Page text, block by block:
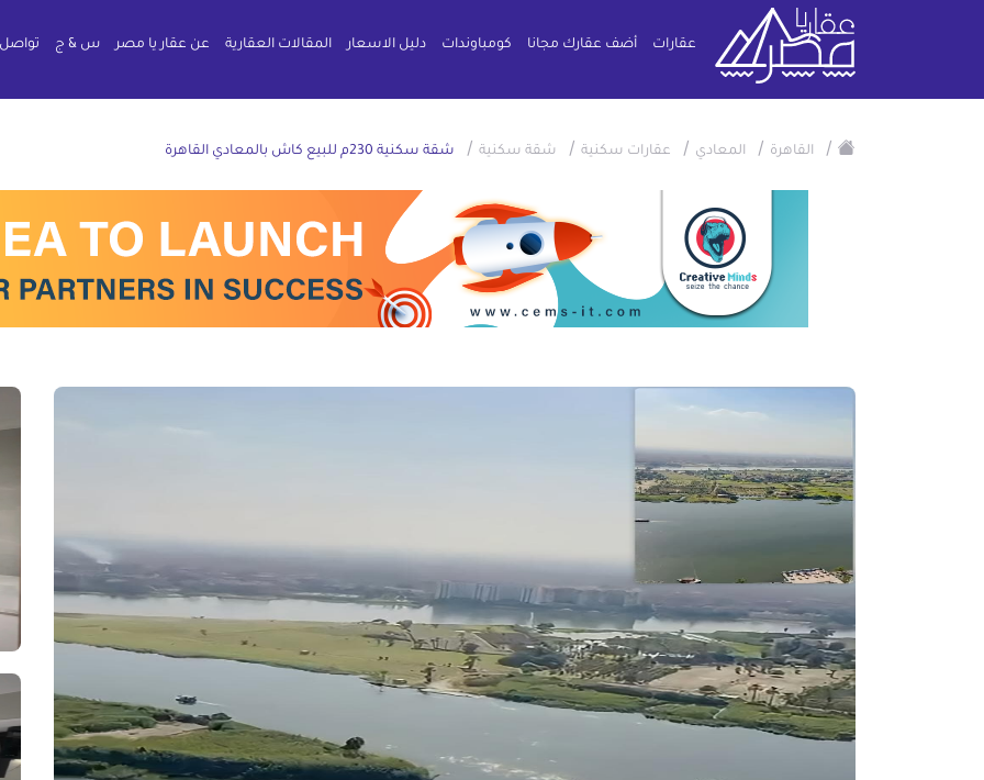
عقارات أضف عقارك مجانا كومباوندات دليل الاسعار المقالات العقارية عن عقار يا مصر س & ج
/ القاهرة / المعادي / عقارات سكنية / شقة سكنية / شقة سكنية 230م للبيع كاش بالمعادي القاهرة